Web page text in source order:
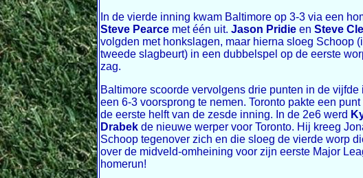
In de vierde inning kwam Baltimore op 3-3 via een
Steve Pearce met één uit. Jason Pridie en Steve
volgden met honkslagen, maar hierna sloeg Schoop
tweede slagbeurt) in een dubbelspel op de eerste
zag.
Baltimore scoorde vervolgens drie punten in de vijfde
een 6-3 voorsprong te nemen. Toronto pakte een punt
de eerste helft van de zesde inning. In de 2e6 werd
Drabek de nieuwe werper voor Toronto. Hij kreeg
Schoop tegenover zich en die sloeg de vierde worp
over de midveld-omheining voor zijn eerste Major
homerun!